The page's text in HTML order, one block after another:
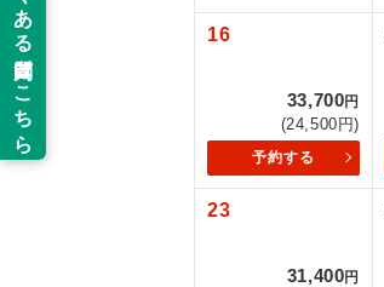
16
33,700円
(24,500円)
予約する
23
31,400円